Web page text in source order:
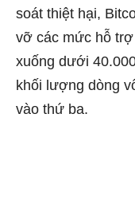
soát thiệt hại,
vỡ các mức hỗ
xuống dưới
khối lượng dòng
vào thứ ba.